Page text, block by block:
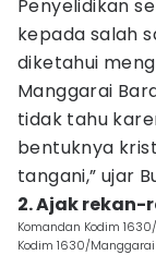
Penyelidikan
kepada salah
diketahui
Manggarai
tidak tahu
bentuknya
tangani,” ujar
2. Ajak
Komandan Kodim
Kodim 1630/